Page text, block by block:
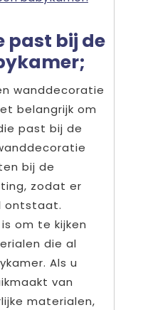
past bij de
wanddecoratie
belangrijk om
past bij de
bij de
zodat er
ontstaat.
om te kijken
die al
Als u
van
materialen,